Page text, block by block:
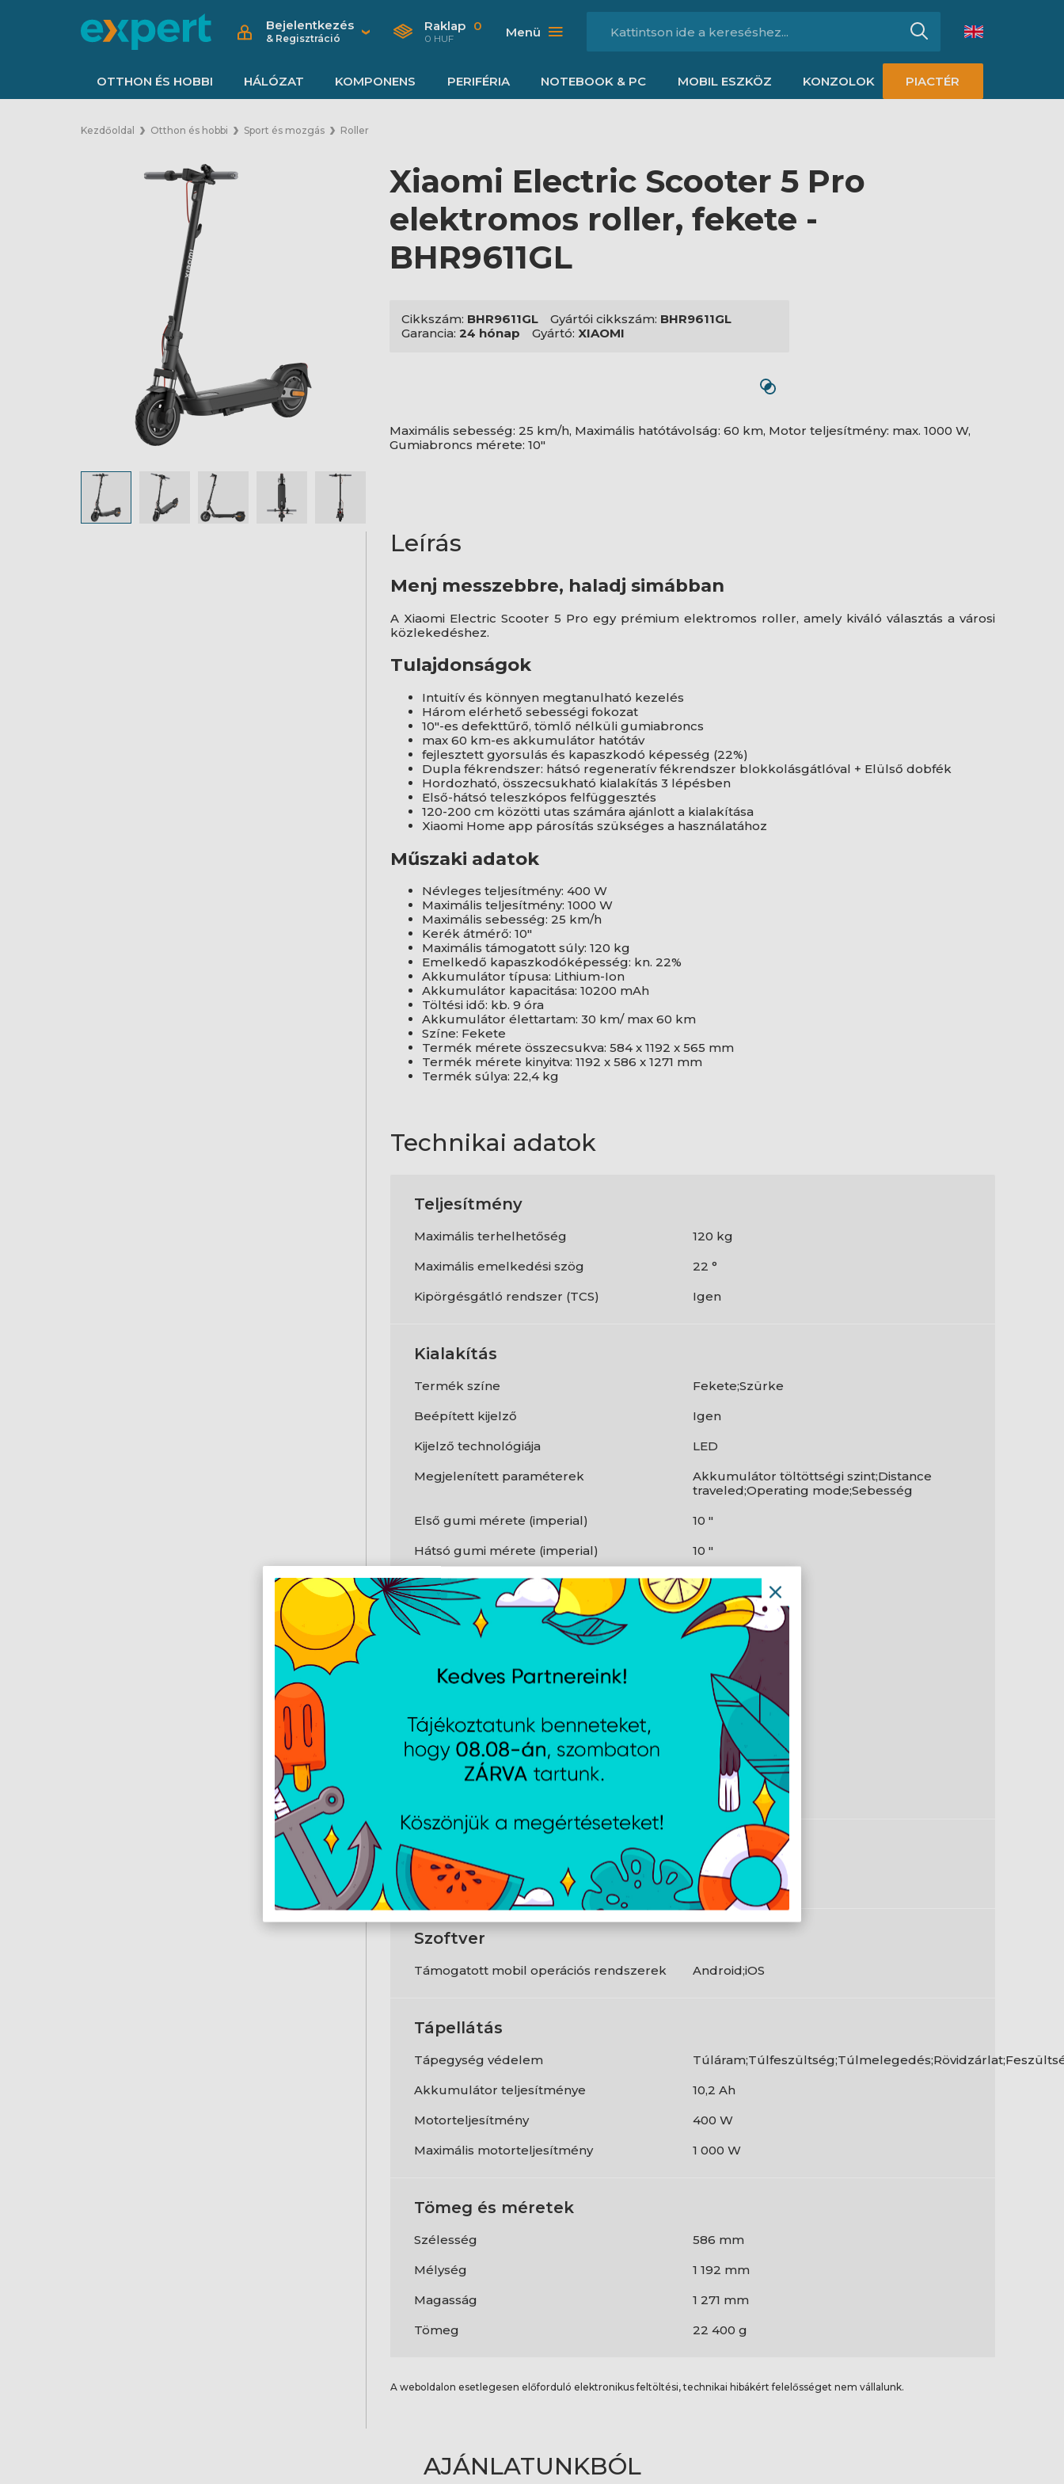
Bejelentkezés
& Regisztráció
Raklap 0
0 HUF Menü
OTTHON ÉS HOBBI HÁLÓZAT KOMPONENS PERIFÉRIA NOTEBOOK & PC MOBIL ESZKÖZ KONZOLOK PIACTÉR
Kezdőoldal Otthon és hobbi Sport és mozgás Roller
Xiaomi Electric Scooter 5 Pro
elektromos roller, fekete -
BHR9611GL
Cikkszám: BHR9611GL Gyártói cikkszám: BHR9611GL
Garancia: 24 hónap Gyártó: XIAOMI
Maximális sebesség: 25 km/h, Maximális hatótávolság: 60 km, Motor teljesítmény: max. 1000 W,
Gumiabroncs mérete: 10"
Leírás
Menj messzebbre, haladj simábban
A Xiaomi Electric Scooter 5 Pro egy prémium elektromos roller, amely kiváló választás a városi
közlekedéshez.
Tulajdonságok
Intuitív és könnyen megtanulható kezelés
Három elérhető sebességi fokozat
10"-es defekttűrő, tömlő nélküli gumiabroncs
max 60 km-es akkumulátor hatótáv
fejlesztett gyorsulás és kapaszkodó képesség (22%)
Dupla fékrendszer: hátsó regeneratív fékrendszer blokkolásgátlóval + Elülső dobfék
Hordozható, összecsukható kialakítás 3 lépésben
Első-hátsó teleszkópos felfüggesztés
120-200 cm közötti utas számára ajánlott a kialakítása
Xiaomi Home app párosítás szükséges a használatához
Műszaki adatok
Névleges teljesítmény: 400 W
Maximális teljesítmény: 1000 W
Maximális sebesség: 25 km/h
Kerék átmérő: 10"
Maximális támogatott súly: 120 kg
Emelkedő kapaszkodóképesség: kn. 22%
Akkumulátor típusa: Lithium-Ion
Akkumulátor kapacitása: 10200 mAh
Töltési idő: kb. 9 óra
Akkumulátor élettartam: 30 km/ max 60 km
Színe: Fekete
Termék mérete összecsukva: 584 x 1192 x 565 mm
Termék mérete kinyitva: 1192 x 586 x 1271 mm
Termék súlya: 22,4 kg
Technikai adatok
Teljesítmény
Maximális terhelhetőség
120 kg
Maximális emelkedési szög
22 °
Kipörgésgátló rendszer (TCS)
Igen
Kialakítás
Termék színe
Fekete;Szürke
Beépített kijelző
Igen
Kijelző technológiája
LED
Megjelenített paraméterek
Akkumulátor töltöttségi szint;Distance
traveled;Operating mode;Sebesség
Első gumi mérete (imperial)
10 "
Hátsó gumi mérete (imperial)
10 "
Első felfüggesztés
Igen
Hátsó felfüggesztés
Igen
Első fékrendszer
Hátsó fékrendszer
Elektromos fék
Nemzetközi védelmi (IP) kód
Vízálló
Igen
Igen
Kommunikáció
Bluetooth Igen
Szoftver
Támogatott mobil operációs rendszerek Android;iOS
Tápellátás
Tápegység védelem
Akkumulátor teljesítménye
10,2 Ah
Motorteljesítmény
400 W
Maximális motorteljesítmény
1 000 W
Tömeg és méretek
Szélesség
586 mm
Mélység
1 192 mm
Magasság
1 271 mm
Tömeg
22 400 g
A weboldalon esetlegesen előforduló elektronikus feltöltési, technikai hibákért felelősséget nem vállalunk.
AJÁNLATUNKBÓL